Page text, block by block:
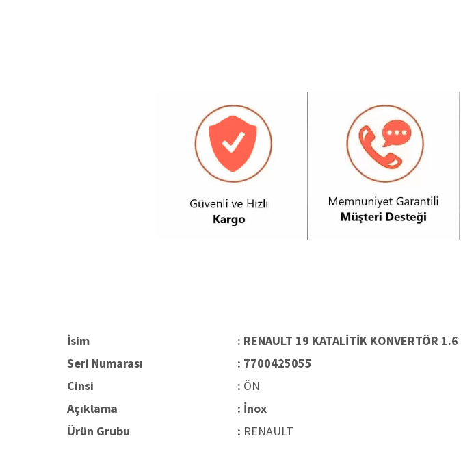
İsim
: RENAULT 19 KATALİTİK KONVERTÖR
Seri Numarası
: 7700425055
Cinsi
: ÖN
Açıklama
: İnox
Ürün Grubu
: RENAULT